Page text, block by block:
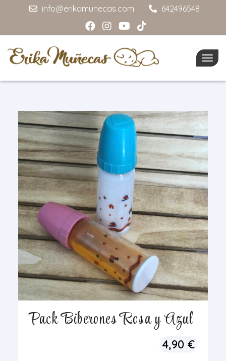
info@erikamunecas.com 642496548
Pack Biberones Rosa y Azul
4,90 €